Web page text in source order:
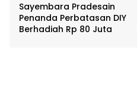
Sayembara Pradesain
Penanda Perbatasan DIY
Berhadiah Rp 80 Juta